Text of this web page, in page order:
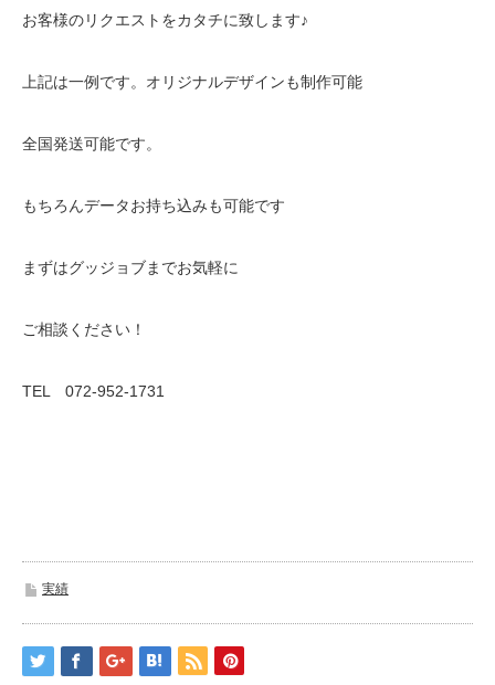
お客様のリクエストをカタチに致します♪
上記は一例です。オリジナルデザインも制作可能
全国発送可能です。
もちろんデータお持ち込みも可能です
まずはグッジョブまでお気軽に
ご相談ください！
TEL 072-952-1731
実績